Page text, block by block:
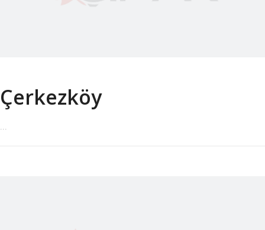
Çerkezköy
...